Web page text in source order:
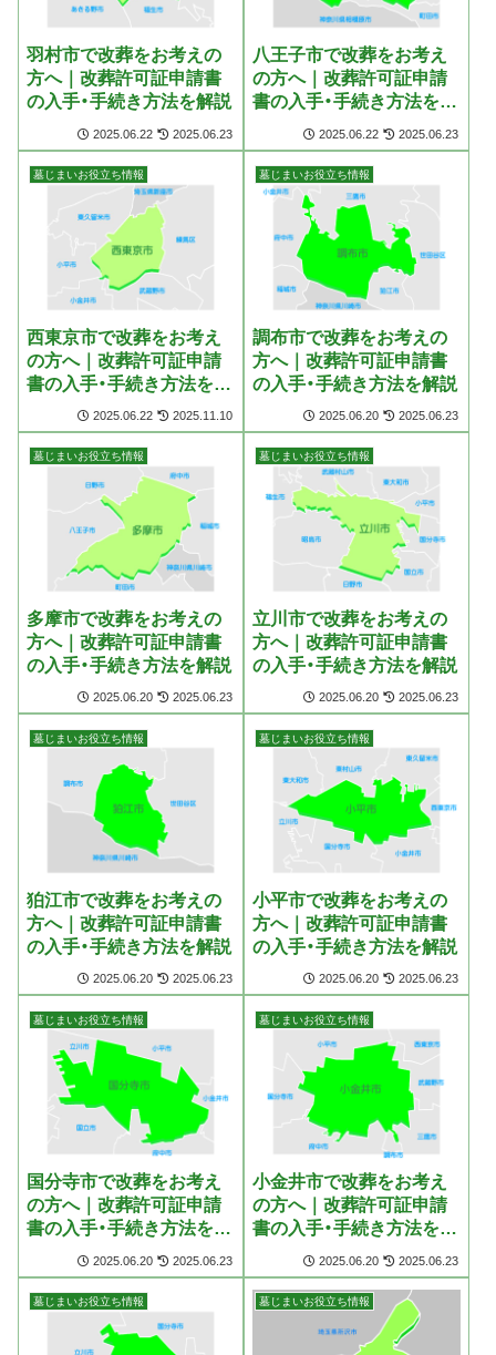
羽村市で改葬をお考えの
方へ｜改葬許可証申請書
の入手・手続き方法を解説
2025.06.22 2025.06.23
八王子市で改葬をお考え
の方へ｜改葬許可証申請
書の入手・手続き方法を解
2025.06.22 2025.06.23
墓じまいお役立ち情報
西東京市で改葬をお考え
の方へ｜改葬許可証申請
書の入手・手続き方法を解
2025.06.22 2025.11.10
墓じまいお役立ち情報
調布市で改葬をお考えの
方へ｜改葬許可証申請書
の入手・手続き方法を解説
2025.06.20 2025.06.23
墓じまいお役立ち情報
多摩市で改葬をお考えの
方へ｜改葬許可証申請書
の入手・手続き方法を解説
2025.06.20 2025.06.23
墓じまいお役立ち情報
立川市で改葬をお考えの
方へ｜改葬許可証申請書
の入手・手続き方法を解説
2025.06.20 2025.06.23
墓じまいお役立ち情報
狛江市で改葬をお考えの
方へ｜改葬許可証申請書
の入手・手続き方法を解説
2025.06.20 2025.06.23
墓じまいお役立ち情報
小平市で改葬をお考えの
方へ｜改葬許可証申請書
の入手・手続き方法を解説
2025.06.20 2025.06.23
墓じまいお役立ち情報
国分寺市で改葬をお考え
の方へ｜改葬許可証申請
書の入手・手続き方法を解
2025.06.20 2025.06.23
墓じまいお役立ち情報
小金井市で改葬をお考え
の方へ｜改葬許可証申請
書の入手・手続き方法を解
2025.06.20 2025.06.23
墓じまいお役立ち情報 墓じまいお役立ち情報